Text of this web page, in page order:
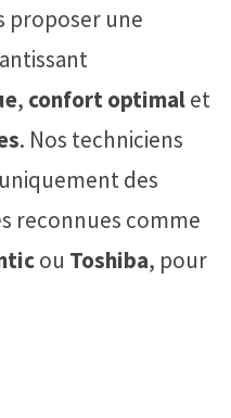
proposer une
, confort optimalet
. Nos techniciens
des
reconnues comme
ou Toshiba, pour